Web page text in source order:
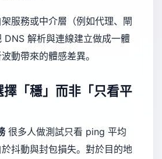
服務或中介層（例如代理、閘
DNS 解析與連線建立做成一體
動帶來的體感差異。
擇「穩」而非「只看平
很多人做測試只看 ping 平均
抖動與封包損失。對於目的地